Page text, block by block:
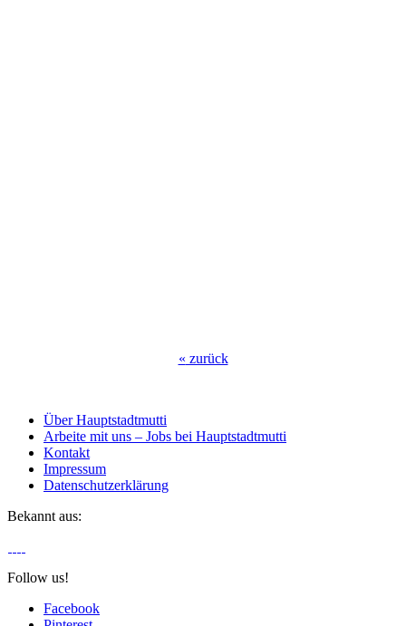
« zurück
Über Hauptstadtmutti
Arbeite mit uns – Jobs bei Hauptstadtmutti
Kontakt
Impressum
Datenschutzerklärung
Bekannt aus:
Follow us!
Facebook